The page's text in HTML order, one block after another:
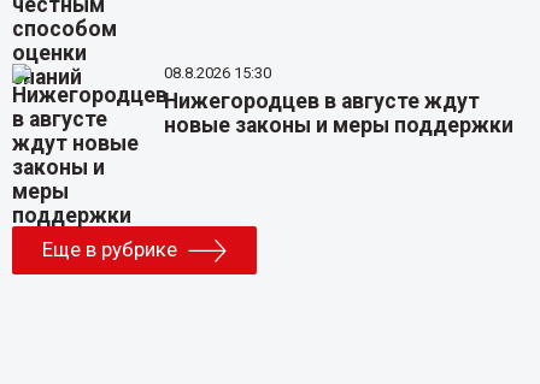
08.8.2026 15:30
Нижегородцев в августе ждут
новые законы и меры поддержки
Еще в рубрике